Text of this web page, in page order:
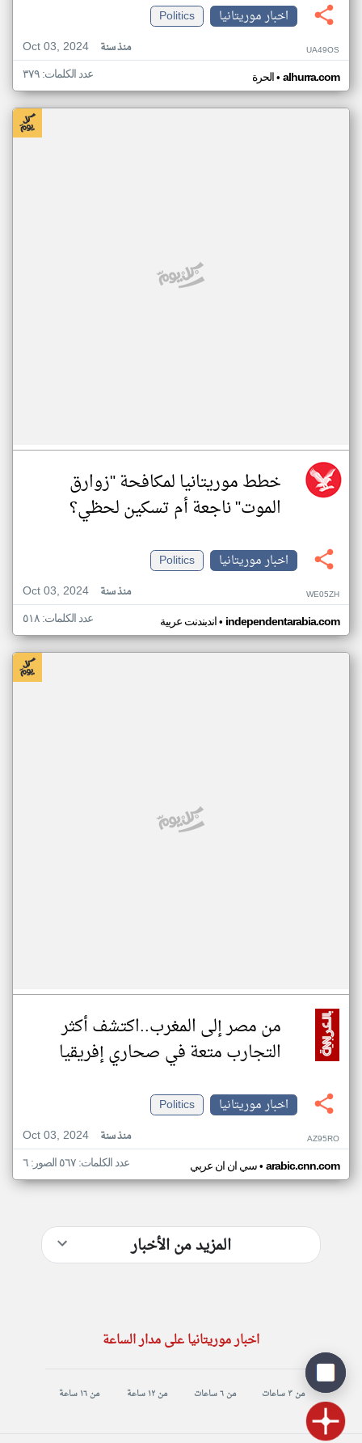
اخبار موريتانيا
Politics
Oct 03, 2024
منذ سنة UA49OS
الحرة• alhurra.com عدد الكلمات: ٣٧٩
خطط موريتانيا لمكافحة "زوارق
الموت" ناجعة أم تسكين لحظي؟
اخبار موريتانيا
Politics
Oct 03, 2024
منذ سنة WE05ZH
اندبندنت عربية• independentarabia.com عدد الكلمات: ٥١٨
من مصر إلى المغرب..اكتشف أكثر
التجارب متعة في صحاري إفريقيا
اخبار موريتانيا
Politics
Oct 03, 2024
منذ سنة AZ95RO
سي ان ان عربي• arabic.cnn.com عدد الكلمات: ٥٦٧ الصور: ٦
المزيد من الأخبار
اخبار موريتانيا على مدار الساعة
من ٣ ساعات من ٦ ساعات من ١٢ ساعة من ١٦ ساعة